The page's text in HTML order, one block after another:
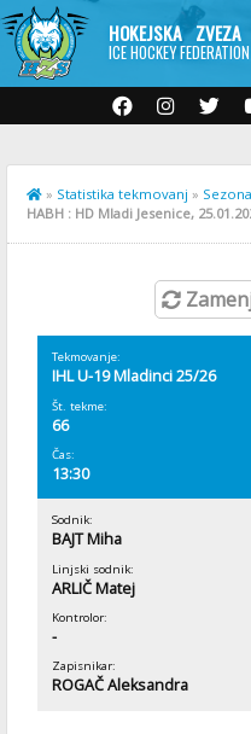
HOKEJSKA ZVEZA
ICE HOCKEY
» Statistika tekmovanj »
HABH : HD Mladi Jesenice,
Tekmovanje:
IHL U-19 Mladinci 25/26
Št. tekme:
66
Čas:
13:30
Sodnik:
BAJT Miha
Linjski sodnik:
ARLIČ Matej
Kontrolor:
-
Zapisnikar:
ROGAČ Aleksandra